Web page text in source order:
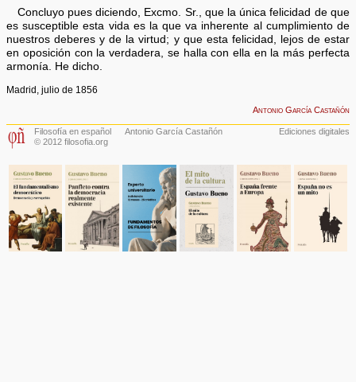
Concluyo pues diciendo, Excmo. Sr., que la única felicidad de que
es susceptible esta vida es la que va inherente al cumplimiento de
nuestros deberes y de la virtud; y que esta felicidad, lejos de estar
en oposición con la verdadera, se halla con ella en la más perfecta
armonía. He dicho.
Madrid, julio de 1856
Antonio García Castañón
Filosofía en español
© 2012 filosofia.org
Antonio García Castañón Ediciones digitales